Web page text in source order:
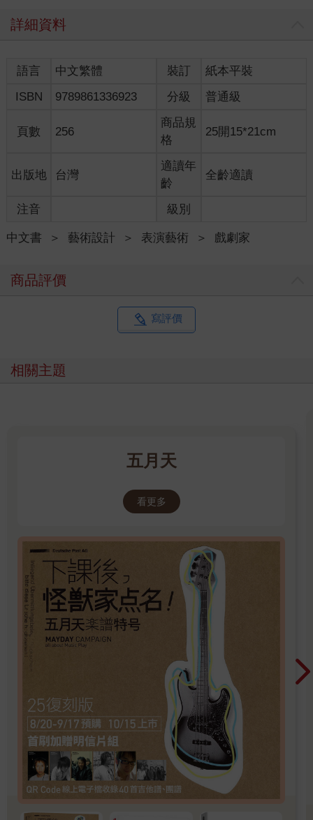
詳細資料
語言 中文繁體 裝訂
紙本平裝
ISBN
9789861336923 分級 普通級
頁數 256
商品規
格
25開15*21cm
出版地 台灣
適讀年
齡
全齡適讀
注音 級別
中文書 ＞ 藝術設計 ＞ 表演藝術 ＞ 戲劇家
商品評價
寫評價
相關主題
五月天
看更多